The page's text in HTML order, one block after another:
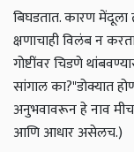
बिघडतात. कारण
क्षणाचाही विलंब न
गोष्टींवर चिडणे
सांगाल का?"डोक्यात
अनुभवावरून हे नाव मीच
आणि आधार असेलच.)